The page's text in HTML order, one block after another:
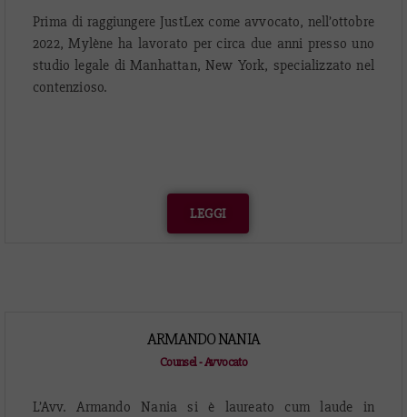
Prima di raggiungere JustLex come avvocato, nell’ottobre
2022, Mylène ha lavorato per circa due anni presso uno
studio legale di Manhattan, New York, specializzato nel
contenzioso.
LEGGI
ARMANDO NANIA
Counsel - Avvocato
L’Avv. Armando Nania si è laureato cum laude in